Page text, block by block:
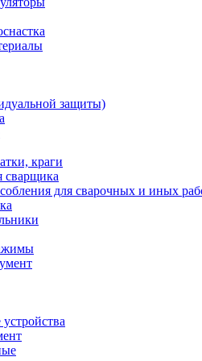
защиты)
краги
сварщика
для сварочных и иных